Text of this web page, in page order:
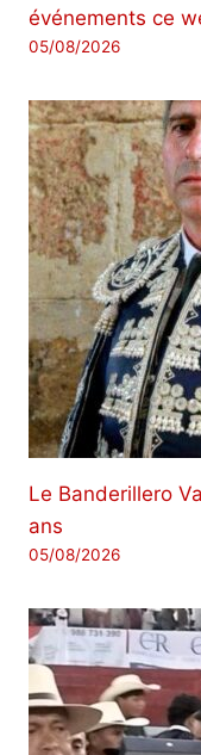
événements ce
05/08/2026
Le Banderillero
ans
05/08/2026